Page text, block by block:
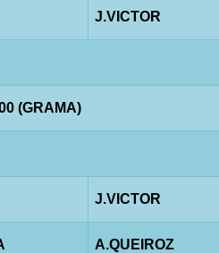
J.VICTOR
(GRAMA)
J.VICTOR
A.QUEIROZ